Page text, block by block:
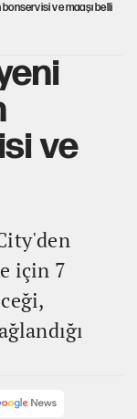
ve maaşı belli
ve
için 7